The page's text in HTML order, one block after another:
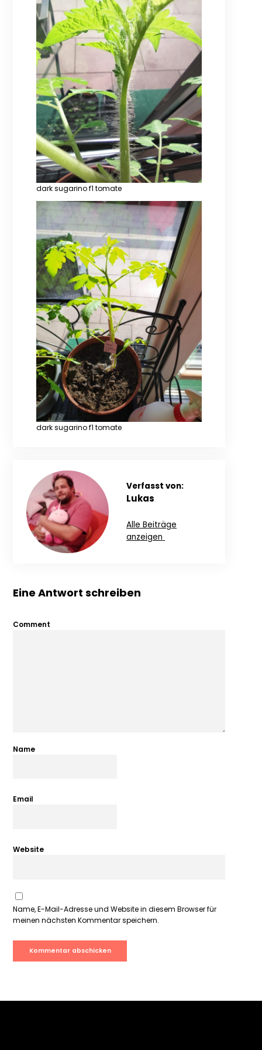
dark sugarino f1 tomate
dark sugarino f1 tomate
Verfasst von:
Lukas
Alle Beiträge
anzeigen
Eine Antwort schreiben
Comment
Name
Email
Website
Name, E-Mail-Adresse und Website in diesem Browser für
meinen nächsten Kommentar speichern.